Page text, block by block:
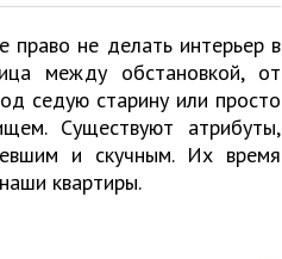
право не делать интерьер в
между обстановкой, от
седую старину или просто
Существуют атрибуты,
и скучным. Их время
квартиры.